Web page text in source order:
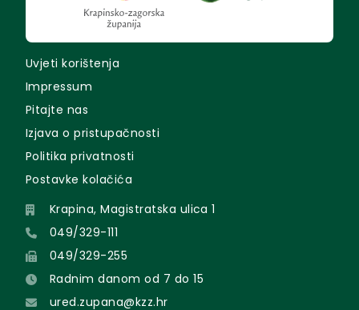
Uvjeti korištenja
Impressum
Pitajte nas
Izjava o pristupačnosti
Politika privatnosti
Postavke kolačića
Krapina, Magistratska ulica 1
049/329-111
049/329-255
Radnim danom od 7 do 15
ured.zupana@kzz.hr